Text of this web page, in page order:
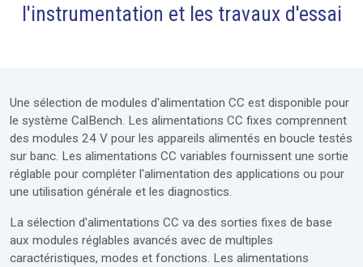
Mobilier
Ateliers complets
Services
Demande de prix
l'instrumentation et les travaux d'essai
Une sélection de modules d'alimentation CC est disponible pour
le système CalBench. Les alimentations CC fixes comprennent
des modules 24 V pour les appareils alimentés en boucle testés
sur banc. Les alimentations CC variables fournissent une sortie
réglable pour compléter l'alimentation des applications ou pour
une utilisation générale et les diagnostics.
La sélection d'alimentations CC va des sorties fixes de base
aux modules réglables avancés avec de multiples
caractéristiques, modes et fonctions. Les alimentations